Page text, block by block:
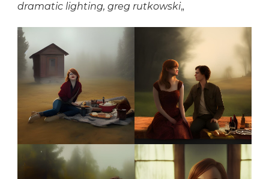
dramatic lighting, greg rutkowski„